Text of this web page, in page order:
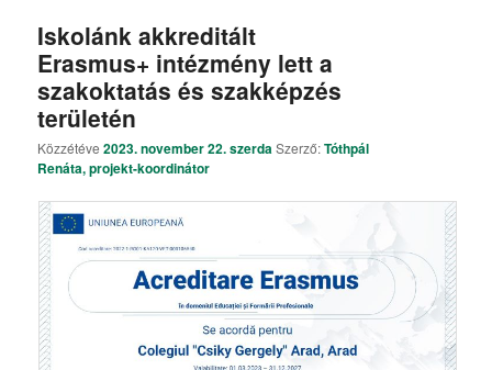
Iskolánk akkreditált
Erasmus+ intézmény lett a
szakoktatás és szakképzés
területén
Közzétéve2023. november 22. szerdaSzerző:Tóthpál
Renáta, projekt-koordinátor